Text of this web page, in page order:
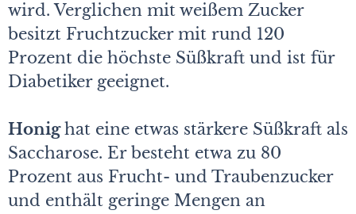
wird. Verglichen mit weißem Zucker
besitzt Fruchtzucker mit rund 120
Prozent die höchste Süßkraft und ist für
Diabetiker geeignet.
Honighat eine etwas stärkere Süßkraft als
Saccharose. Er besteht etwa zu 80
Prozent aus Frucht- und Traubenzucker
und enthält geringe Mengen an